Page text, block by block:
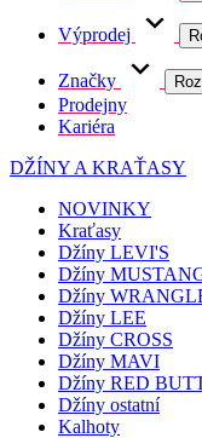
Výprodej
Značky
Prodejny
Kariéra
DŽÍNY A KRAŤASY
NOVINKY
Kraťasy
Džíny LEVI'S
Džíny
Džíny
Džíny LEE
Džíny CROSS
Džíny MAVI
Džíny RED
Džíny ostatní
Kalhoty